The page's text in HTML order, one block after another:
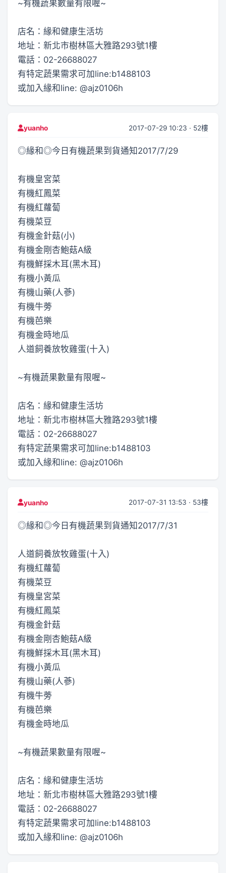
~有機蔬果數量有限喔~
店名：緣和健康生活坊
地址：新北市樹林區大雅路293號1樓
電話：02-26688027
有特定蔬果需求可加line:b1488103
或加入緣和line: @ajz0106h
yuanho 2017-07-29 10:23 · 52樓
◎緣和◎今日有機蔬果到貨通知2017/7/29
有機皇宮菜
有機紅鳳菜
有機紅蘿蔔
有機菜豆
有機金針菇(小)
有機金剛杏鮑菇A級
有機鮮採木耳(黑木耳)
有機小黃瓜
有機山藥(人蔘)
有機牛蒡
有機芭樂
有機金時地瓜
人道飼養放牧雞蛋(十入)
~有機蔬果數量有限喔~
店名：緣和健康生活坊
地址：新北市樹林區大雅路293號1樓
電話：02-26688027
有特定蔬果需求可加line:b1488103
或加入緣和line: @ajz0106h
yuanho 2017-07-31 13:53 · 53樓
◎緣和◎今日有機蔬果到貨通知2017/7/31
人道飼養放牧雞蛋(十入)
有機紅蘿蔔
有機菜豆
有機皇宮菜
有機紅鳳菜
有機金針菇
有機金剛杏鮑菇A級
有機鮮採木耳(黑木耳)
有機小黃瓜
有機山藥(人蔘)
有機牛蒡
有機芭樂
有機金時地瓜
~有機蔬果數量有限喔~
店名：緣和健康生活坊
地址：新北市樹林區大雅路293號1樓
電話：02-26688027
有特定蔬果需求可加line:b1488103
或加入緣和line: @ajz0106h